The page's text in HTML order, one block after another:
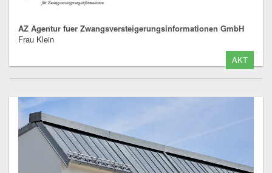
AZ Agentur fuer Zwangsversteigerungsinformationen GmbH
Frau Klein
AKT